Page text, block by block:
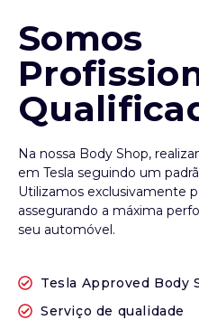
Somos
Na nossa Body Shop,
em Tesla seguindo um
Utilizamos exclusivamente
assegurando a máxima
seu automóvel.
Tesla Approved Body
Serviço de qualidade